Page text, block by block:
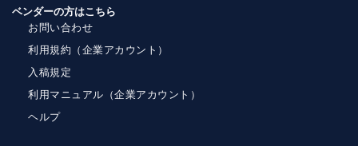
ベンダーの方はこちら
お問い合わせ
利用規約（企業アカウント）
入稿規定
利用マニュアル（企業アカウント）
ヘルプ